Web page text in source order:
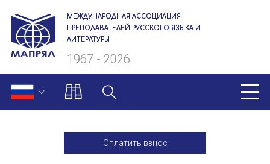
МЕЖДУНАРОДНАЯ АССОЦИАЦИЯ
ПРЕПОДАВАТЕЛЕЙ РУССКОГО ЯЗЫКА И
ЛИТЕРАТУРЫ
1967 - 2026
Оплатить взнос
О нас